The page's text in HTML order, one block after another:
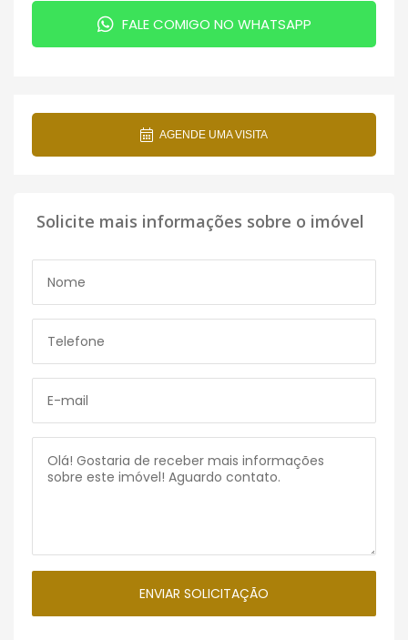
FALE COMIGO NO WHATSAPP
AGENDE UMA VISITA
Solicite mais informações sobre o imóvel